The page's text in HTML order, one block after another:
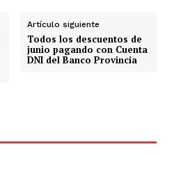
Artículo siguiente
Todos los descuentos de
junio pagando con Cuenta
DNI del Banco Provincia